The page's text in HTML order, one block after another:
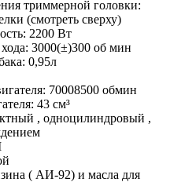
триммерной головки:
(смотреть сверху)
2200 Вт
3000(±)300 об мин
0,95л
70008500 обмин
43 см³
, одноцилиндровый ,
( АИ-92) и масла для